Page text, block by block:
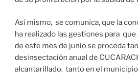
Así mismo, se comunica, que la
ha realizado las gestiones para
de este mes de junio se proceda
desinsectación anual de
alcantarillado, tanto en el